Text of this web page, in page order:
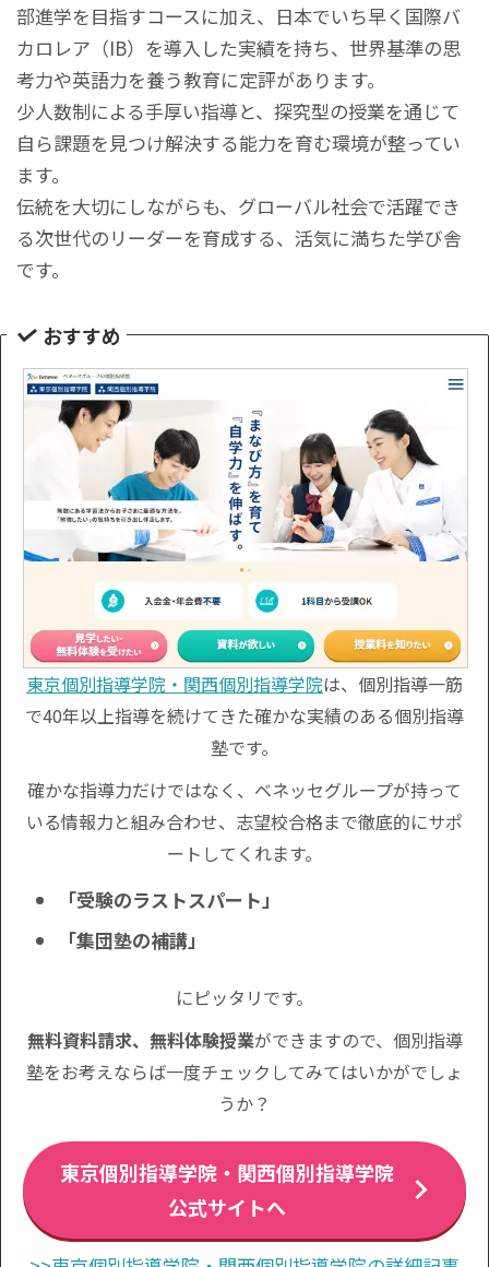
部進学を目指すコースに加え、日本でいち早く国際バ
カロレア（IB）を導入した実績を持ち、世界基準の思
考力や英語力を養う教育に定評があります。
少人数制による手厚い指導と、探究型の授業を通じて
自ら課題を見つけ解決する能力を育む環境が整ってい
ます。
伝統を大切にしながらも、グローバル社会で活躍でき
る次世代のリーダーを育成する、活気に満ちた学び舎
です。
おすすめ
東京個別指導学院・関西個別指導学院は、個別指導一筋
で40年以上指導を続けてきた確かな実績のある個別指導
塾です。
確かな指導力だけではなく、ベネッセグループが持って
いる情報力と組み合わせ、志望校合格まで徹底的にサポ
ートしてくれます。
「受験のラストスパート」
「集団塾の補講」
にピッタリです。
無料資料請求、無料体験授業ができますので、個別指導
塾をお考えならば一度チェックしてみてはいかがでしょ
うか？
東京個別指導学院・関西個別指導学院
公式サイトへ